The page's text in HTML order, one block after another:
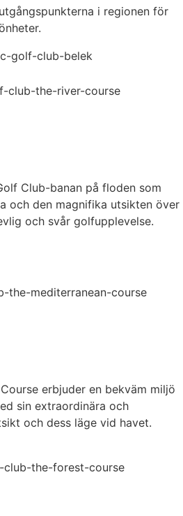
i regionen för
Club-banan på floden som
och den magnifika utsikten över
och svår golfupplevelse.
erbjuder en bekväm miljö
sin extraordinära och
och dess läge vid havet.